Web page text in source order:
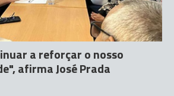
a reforçar o nosso
afirma José Prada